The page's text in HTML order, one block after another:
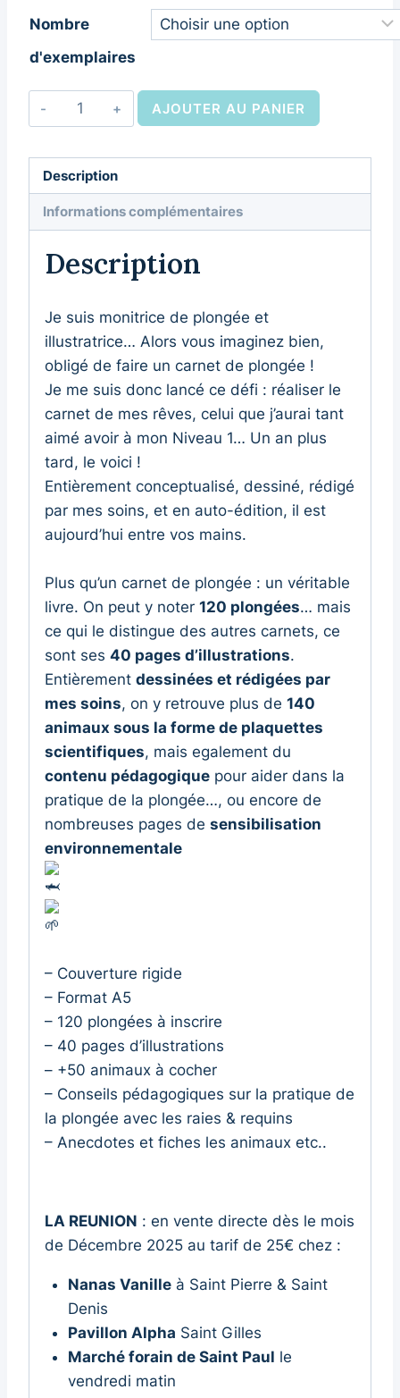
Nombre
d'exemplaires
AJOUTER AU PANIER
Description
Informations complémentaires
Description
Je suis monitrice de plongée et
illustratrice… Alors vous imaginez bien,
obligé de faire un carnet de plongée !
Je me suis donc lancé ce défi : réaliser le
carnet de mes rêves, celui que j’aurai tant
aimé avoir à mon Niveau 1… Un an plus
tard, le voici !
Entièrement conceptualisé, dessiné, rédigé
par mes soins, et en auto-édition, il est
aujourd’hui entre vos mains.
Plus qu’un carnet de plongée : un véritable
livre. On peut y noter 120 plongées… mais
ce qui le distingue des autres carnets, ce
sont ses 40 pages d’illustrations.
Entièrement dessinées et rédigées par
mes soins, on y retrouve plus de 140
animaux sous la forme de plaquettes
scientifiques, mais egalement du
contenu pédagogique pour aider dans la
pratique de la plongée…, ou encore de
nombreuses pages de sensibilisation
environnementale
– Couverture rigide
– Format A5
– 120 plongées à inscrire
– 40 pages d’illustrations
– +50 animaux à cocher
– Conseils pédagogiques sur la pratique de
la plongée avec les raies & requins
– Anecdotes et fiches les animaux etc..
LA REUNION : en vente directe dès le mois
de Décembre 2025 au tarif de 25€ chez :
Nanas Vanilleà Saint Pierre & Saint
Denis
Pavillon Alpha Saint Gilles
Marché forain de Saint Paul le
vendredi matin